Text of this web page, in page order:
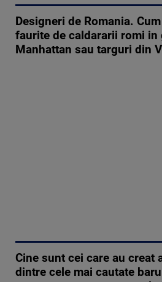
Designeri de Romania.
faurite de caldararii romi in
Manhattan sau targuri din
Cine sunt cei care au creat
dintre cele mai cautate